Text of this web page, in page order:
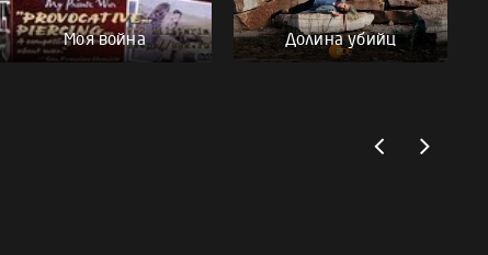
Моя война Долина убийц